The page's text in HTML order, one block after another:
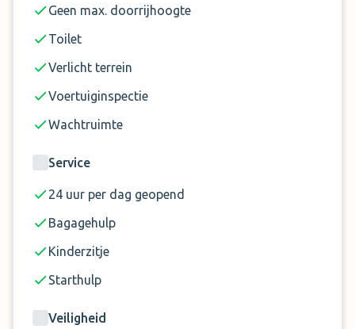
Geen max. doorrijhoogte
Toilet
Verlicht terrein
Voertuiginspectie
Wachtruimte
Service
24 uur per dag geopend
Bagagehulp
Kinderzitje
Starthulp
Veiligheid